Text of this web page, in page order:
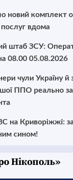
новий комплект
вдома
штаб ЗСУ:
08.00 05.08.2026
чули Україну й
ППО реально
на Криворіжжі:
сином!
Нікополь»